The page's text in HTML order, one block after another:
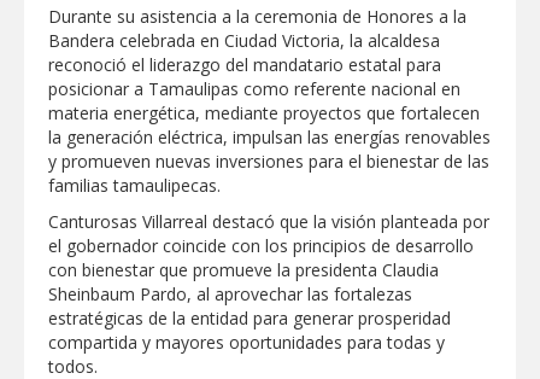
INFRAESTRUCTURA HÍDRICA PARA
GARANTIZAR UN MEJOR SERVICIO DE
AGUA POTABLE
Facilita DIF Tamaulipas trámite de
credencial y placas de circulación para
personas con discapacidad
CARMEN LILIA CANTUROSAS
CONSOLIDA A NUEVO LAREDO COMO
REFERENTE DE ENERGÍA LIMPIA EN
TAMAULIPAS
Destacó Alcalde Carlos Peña Ortiz
respuesta inmediata de servicios
municipales ante tormenta
La UAT, Gobierno del Estado y
ganaderos consolidan proyecto “Carne
Durante su asistencia a la ceremonia de Honores a la
Bandera celebrada en Ciudad Victoria, la alcaldesa
reconoció el liderazgo del mandatario estatal para
posicionar a Tamaulipas como referente nacional en
materia energética, mediante proyectos que fortalecen
la generación eléctrica, impulsan las energías renovables
y promueven nuevas inversiones para el bienestar de las
familias tamaulipecas.
Canturosas Villarreal destacó que la visión planteada por
el gobernador coincide con los principios de desarrollo
con bienestar que promueve la presidenta Claudia
Sheinbaum Pardo, al aprovechar las fortalezas
estratégicas de la entidad para generar prosperidad
compartida y mayores oportunidades para todas y
todos.